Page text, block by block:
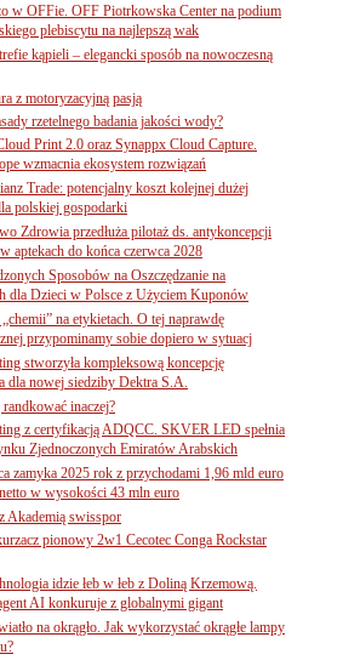
w OFFie. OFF Piotrkowska Center na podium
plebiscytu na najlepszą wak
kąpieli – elegancki sposób na nowoczesną
z motoryzacyjną pasją
rzetelnego badania jakości wody?
Print 2.0 oraz Synappx Cloud Capture.
wzmacnia ekosystem rozwiązań
Trade: potencjalny koszt kolejnej dużej
polskiej gospodarki
Zdrowia przedłuża pilotaż ds. antykoncepcji
aptekach do końca czerwca 2028
Sposobów na Oszczędzanie na
dla Dzieci w Polsce z Użyciem Kuponów
na etykietach. O tej naprawdę
przypominamy sobie dopiero w sytuacj
stworzyła kompleksową koncepcję
dla nowej siedziby Dektra S.A.
inaczej?
z certyfikacją ADQCC. SKVER LED spełnia
Zjednoczonych Emiratów Arabskich
zamyka 2025 rok z przychodami 1,96 mld euro
w wysokości 43 mln euro
Akademią swisspor
pionowy 2w1 Cecotec Conga Rockstar
idzie łeb w łeb z Doliną Krzemową.
AI konkuruje z globalnymi gigant
na okrągło. Jak wykorzystać okrągłe lampy